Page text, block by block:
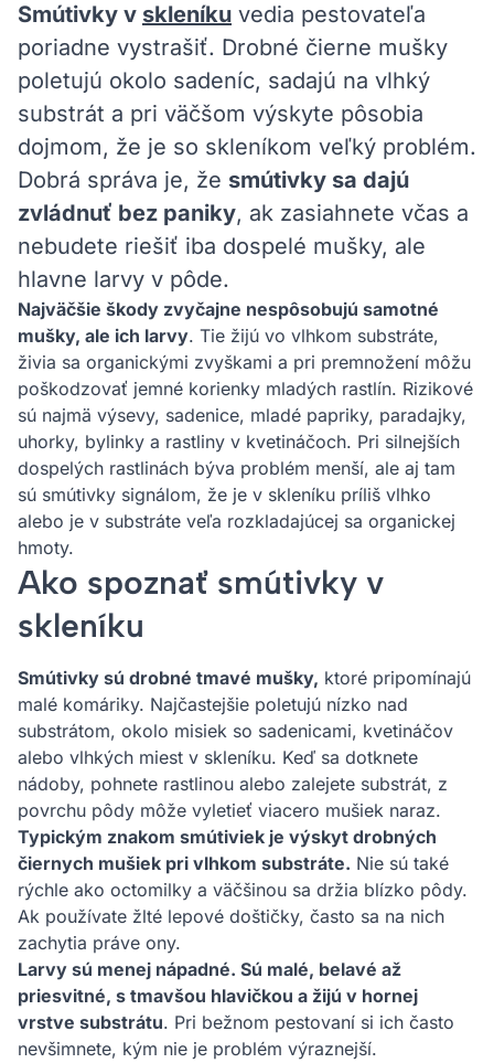
Smútivky v skleníku vedia pestovateľa
poriadne vystrašiť. Drobné čierne mušky
poletujú okolo sadeníc, sadajú na vlhký
substrát a pri väčšom výskyte pôsobia
dojmom, že je so skleníkom veľký problém.
Dobrá správa je, že smútivky sa dajú
zvládnuť bez paniky, ak zasiahnete včas a
nebudete riešiť iba dospelé mušky, ale
hlavne larvy v pôde.
Najväčšie škody zvyčajne nespôsobujú samotné
mušky, ale ich larvy. Tie žijú vo vlhkom substráte,
živia sa organickými zvyškami a pri premnožení môžu
poškodzovať jemné korienky mladých rastlín. Rizikové
sú najmä výsevy, sadenice, mladé papriky, paradajky,
uhorky, bylinky a rastliny v kvetináčoch. Pri silnejších
dospelých rastlinách býva problém menší, ale aj tam
sú smútivky signálom, že je v skleníku príliš vlhko
alebo je v substráte veľa rozkladajúcej sa organickej
hmoty.
Ako spoznať smútivky v
skleníku
Smútivky sú drobné tmavé mušky, ktoré pripomínajú
malé komáriky. Najčastejšie poletujú nízko nad
substrátom, okolo misiek so sadenicami, kvetináčov
alebo vlhkých miest v skleníku. Keď sa dotknete
nádoby, pohnete rastlinou alebo zalejete substrát, z
povrchu pôdy môže vyletieť viacero mušiek naraz.
Typickým znakom smútiviek je výskyt drobných
čiernych mušiek pri vlhkom substráte. Nie sú také
rýchle ako octomilky a väčšinou sa držia blízko pôdy.
Ak používate žlté lepové doštičky, často sa na nich
zachytia práve ony.
Larvy sú menej nápadné. Sú malé, belavé až
priesvitné, s tmavšou hlavičkou a žijú v hornej
vrstve substrátu. Pri bežnom pestovaní si ich často
nevšimnete, kým nie je problém výraznejší.